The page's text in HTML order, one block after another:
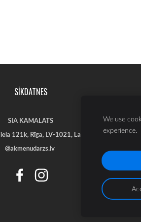
SĪKDATNES
SIA KAMALATS
121k, Rīga, LV-1021, Latvija
@akmenudarzs.lv
We use
experience.